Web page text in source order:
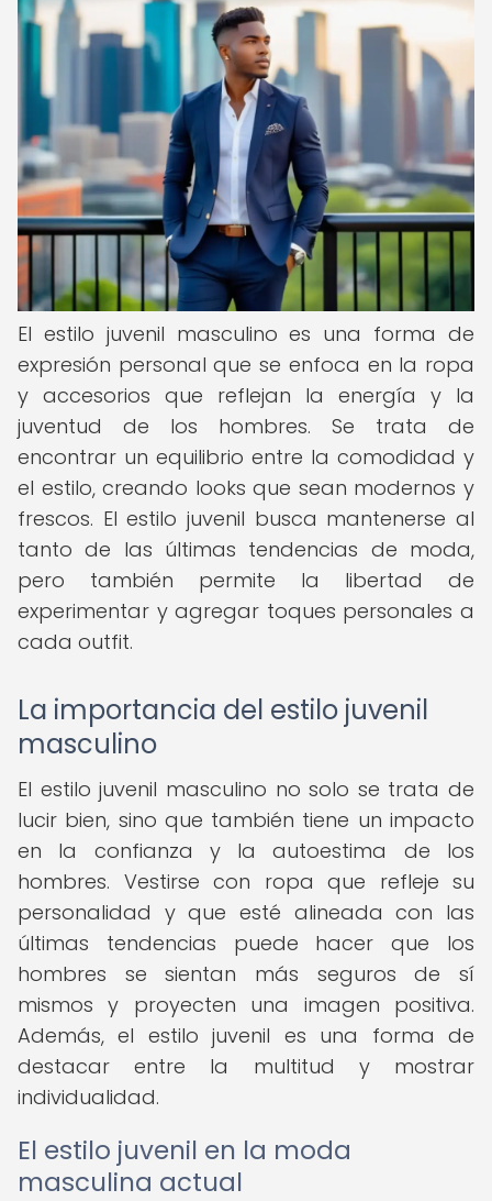
El estilo juvenil masculino es una forma de
expresión personal que se enfoca en la ropa
y accesorios que reflejan la energía y la
juventud de los hombres. Se trata de
encontrar un equilibrio entre la comodidad y
el estilo, creando looks que sean modernos y
frescos. El estilo juvenil busca mantenerse al
tanto de las últimas tendencias de moda,
pero también permite la libertad de
experimentar y agregar toques personales a
cada outfit.
La importancia del estilo juvenil
masculino
El estilo juvenil masculino no solo se trata de
lucir bien, sino que también tiene un impacto
en la confianza y la autoestima de los
hombres. Vestirse con ropa que refleje su
personalidad y que esté alineada con las
últimas tendencias puede hacer que los
hombres se sientan más seguros de sí
mismos y proyecten una imagen positiva.
Además, el estilo juvenil es una forma de
destacar entre la multitud y mostrar
individualidad.
El estilo juvenil en la moda
masculina actual